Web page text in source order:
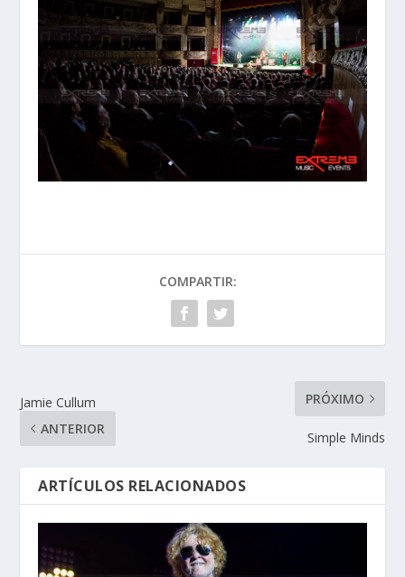
COMPARTIR:
Jamie Cullum
ANTERIOR
PRÓXIMO
Simple Minds
ARTÍCULOS RELACIONADOS